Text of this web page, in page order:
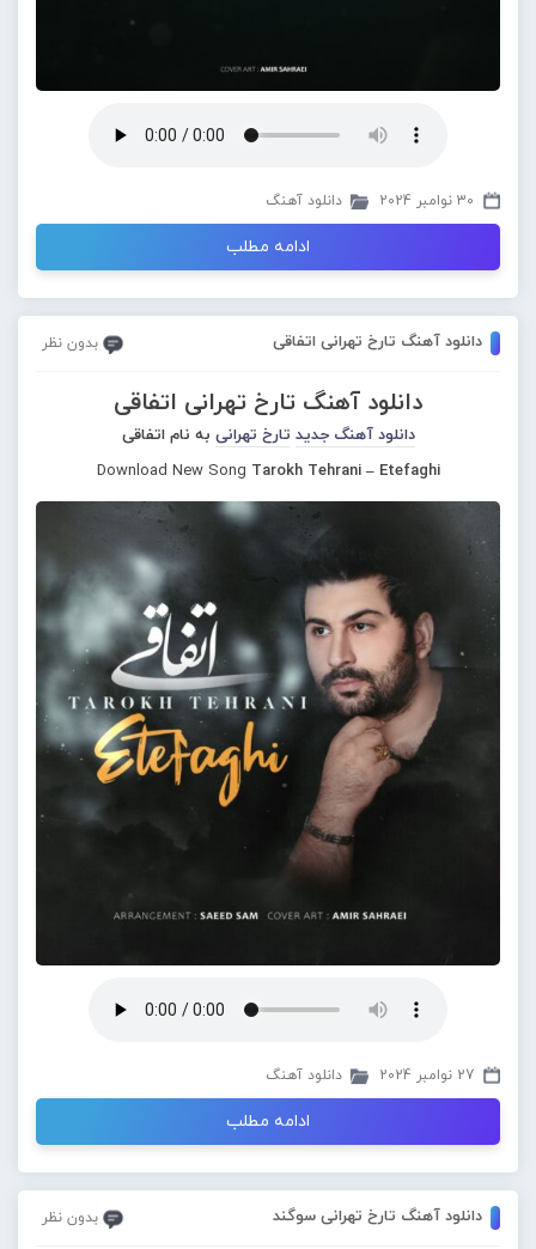
30 نوامبر 2024 دانلود آهنگ
ادامه مطلب
دانلود آهنگ تارخ تهرانی اتفاقی بدون نظر
دانلود آهنگ تارخ تهرانی اتفاقی
دانلود آهنگ جدید تارخ تهرانی به نام اتفاقی
Download New Song Tarokh Tehrani – Etefaghi
27 نوامبر 2024 دانلود آهنگ
ادامه مطلب
دانلود آهنگ تارخ تهرانی سوگند بدون نظر